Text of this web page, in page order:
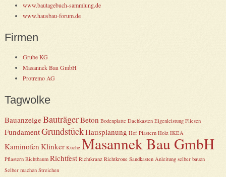
www.bautagebuch-sammlung.de
www.hausbau-forum.de
Firmen
Grube KG
Masannek Bau GmbH
Protremo AG
Tagwolke
BauanzeigeBauträgerBeton Bodenplatte Dachkasten Eigenleistung Fliesen
FundamentGrundstückHausplanung Hof Plastern Holz IKEA
Kaminofen Klinker Küche Masannek Bau GmbH
Pflastern Richtbaum Richtfest Richtkranz Richtkrone Sandkasten Anleitung selber bauen
Selber machen Streichen